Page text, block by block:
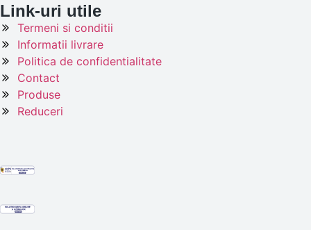
Link-uri utile
Termeni si conditii
Informatii livrare
Politica de confidentialitate
Contact
Produse
Reduceri